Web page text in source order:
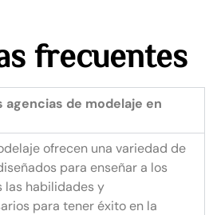
frecuentes
agencias de modelaje en
ofrecen una variedad de
para enseñar a los
las habilidades y
para tener éxito en la